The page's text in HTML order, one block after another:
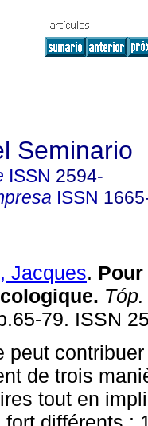
Seminario
ISSN 2594-
ISSN
Jacques. Pour
79. ISSN
peut
de trois
tout en